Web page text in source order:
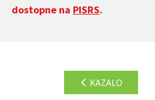
dostopne na PISRS.
KAZALO